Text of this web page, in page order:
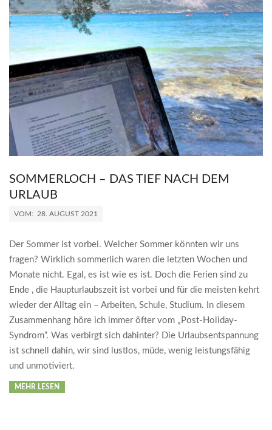
SOMMERLOCH – DAS TIEF NACH DEM
URLAUB
2021-
28
VOM: 28. AUGUST 2021
Der Sommer ist vorbei. Welcher Sommer könnten wir uns
fragen? Wirklich sommerlich waren die letzten Wochen und
Monate nicht. Egal, es ist wie es ist. Doch die Ferien sind zu
Ende , die Haupturlaubszeit ist vorbei und für die meisten kehrt
wieder der Alltag ein – Arbeiten, Schule, Studium. In diesem
Zusammenhang höre ich immer öfter vom „Post-Holiday-
Syndrom“. Was verbirgt sich dahinter? Die Urlaubsentspannung
ist schnell dahin, wir sind lustlos, müde, wenig leistungsfähig
und unmotiviert.
MEHR LESEN